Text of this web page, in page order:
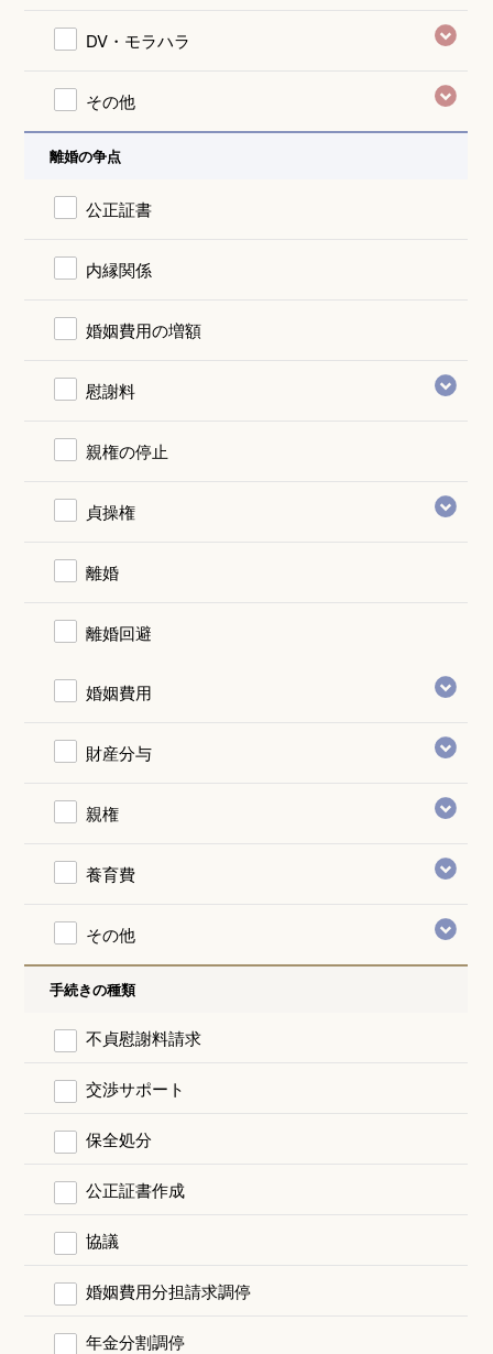
DV・モラハラ
その他
離婚の争点
公正証書
内縁関係
婚姻費用の増額
慰謝料
親権の停止
貞操権
離婚
離婚回避
婚姻費用
財産分与
親権
養育費
その他
手続きの種類
不貞慰謝料請求
交渉サポート
保全処分
公正証書作成
協議
婚姻費用分担請求調停
年金分割調停